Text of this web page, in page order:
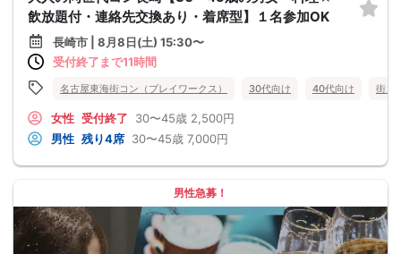
飲放題付・連絡先交換あり・着席型】１名参加OK
長崎市 | 8月8日(土) 15:30〜
受付終了まで11時間
名古屋東海街コン（プレイワークス） 30代向け 40代向け 街コ
女性 受付終了 30〜45歳 2,500円
男性 残り4席 30〜45歳 7,000円
男性急募！